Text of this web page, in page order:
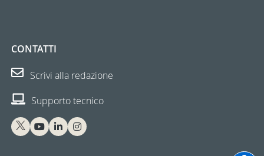
CONTATTI
Scrivi alla redazione
Supporto tecnico